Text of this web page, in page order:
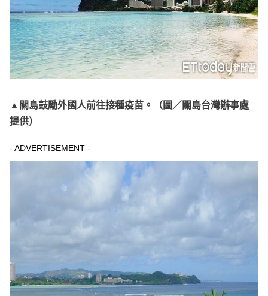
▲關島鼓勵外國人前往接種疫苗。（圖／關島台灣辦事處
提供）
- ADVERTISEMENT -